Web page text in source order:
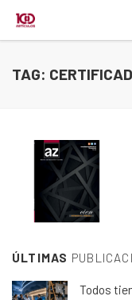
TAG:
ÚLTIMAS
Todos